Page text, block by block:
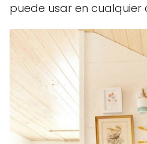
puede usar en cualquier